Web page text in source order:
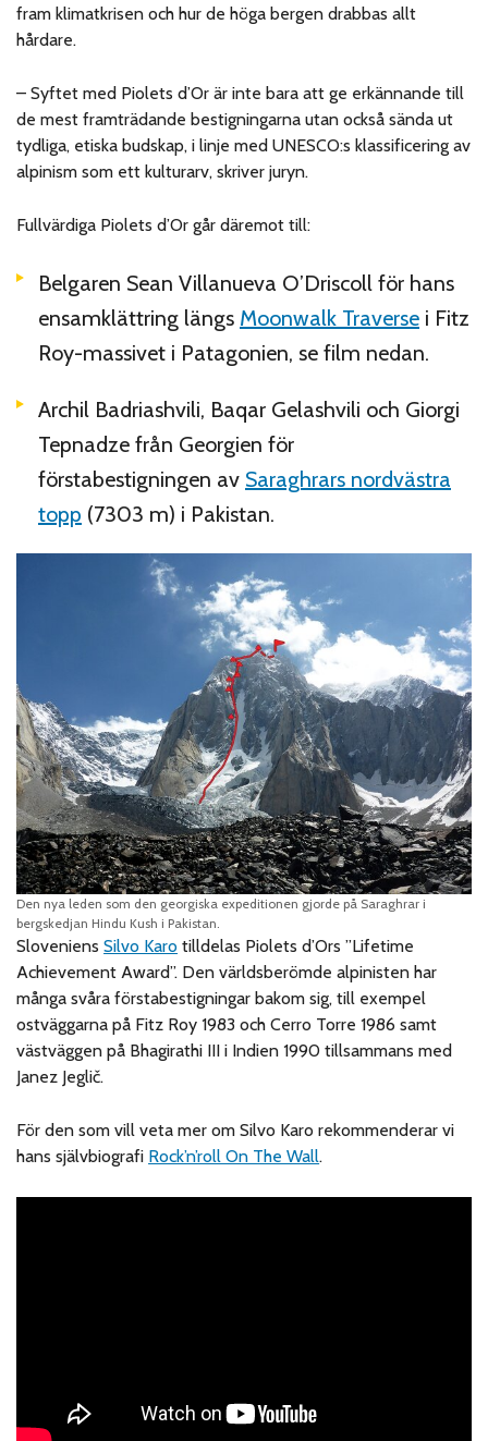
fram klimatkrisen och hur de höga bergen drabbas allt
hårdare.
– Syftet med Piolets d’Or är inte bara att ge erkännande till
de mest framträdande bestigningarna utan också sända ut
tydliga, etiska budskap, i linje med UNESCO:s klassificering av
alpinism som ett kulturarv, skriver juryn.
Fullvärdiga Piolets d’Or går däremot till:
Belgaren Sean Villanueva O’Driscoll för hans
ensamklättring längs Moonwalk Traverse i Fitz
Roy-massivet i Patagonien, se film nedan.
Archil Badriashvili, Baqar Gelashvili och Giorgi
Tepnadze från Georgien för
förstabestigningen av Saraghrars nordvästra
topp (7303 m) i Pakistan.
Den nya leden som den georgiska expeditionen gjorde på Saraghrar i
bergskedjan Hindu Kush i Pakistan.
SloveniensSilvo Karo tilldelas Piolets d’Ors ”Lifetime
Achievement Award”. Den världsberömde alpinisten har
många svåra förstabestigningar bakom sig, till exempel
ostväggarna på Fitz Roy 1983 och Cerro Torre 1986 samt
västväggen på Bhagirathi III i Indien 1990 tillsammans med
Janez Jeglič.
För den som vill veta mer om Silvo Karo rekommenderar vi
hans självbiografi Rock’n’roll On The Wall.